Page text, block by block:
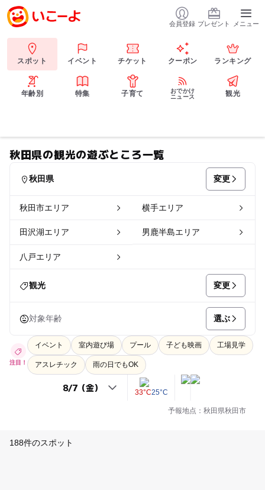
会員登録 プレゼント メニュー
スポット イベント チケット クーポン ランキング
年齢別 特集 子育て
おでかけ
ニュース
観光
秋田県の観光の遊ぶところ一覧
秋田県 変更
秋田市エリア 横手エリア
田沢湖エリア 男鹿半島エリア
八戸エリア
観光 変更
対象年齢 選ぶ
注目！
イベント 室内遊び場 プール 子ども映画 工場見学
アスレチック 雨の日でもOK
33°C25°C
予報地点：秋田県秋田市
188件のスポット